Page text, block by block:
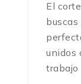
El
unidos
trabajo